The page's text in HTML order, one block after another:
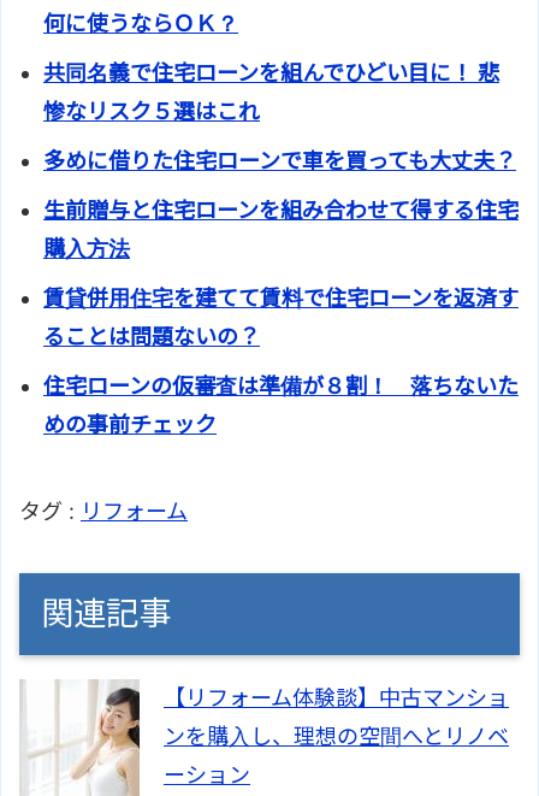
何に使うならＯＫ？
共同名義で住宅ローンを組んでひどい目に！ 悲
惨なリスク５選はこれ
多めに借りた住宅ローンで車を買っても大丈夫？
生前贈与と住宅ローンを組み合わせて得する住宅
購入方法
賃貸併用住宅を建てて賃料で住宅ローンを返済す
ることは問題ないの？
住宅ローンの仮審査は準備が８割！ 落ちないた
めの事前チェック
タグ : リフォーム
関連記事
【リフォーム体験談】中古マンショ
ンを購入し、理想の空間へとリノベ
ーション